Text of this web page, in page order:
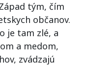
tým, čím
občanov.
je tam zlé, a
a medom,
zvádzajú